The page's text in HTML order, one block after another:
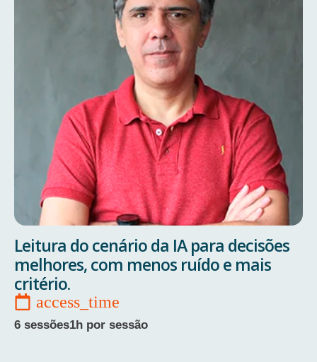
Leitura do cenário da IA para decisões
melhores, com menos ruído e mais
critério.
6 sessões1h por sessão